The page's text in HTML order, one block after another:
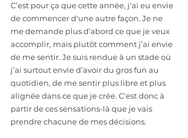
C’est pour ça que cette année, j'ai eu envie
de commencer d'une autre façon. Je ne
me demande plus d’abord ce que je veux
accomplir, mais plutôt comment j’ai envie
de me sentir. Je suis rendue à un stade où
j’ai surtout envie d’avoir du gros fun au
quotidien, de me sentir plus libre et plus
alignée dans ce que je crée. C'est donc à
partir de ces sensations-là que je vais
prendre chacune de mes décisions.